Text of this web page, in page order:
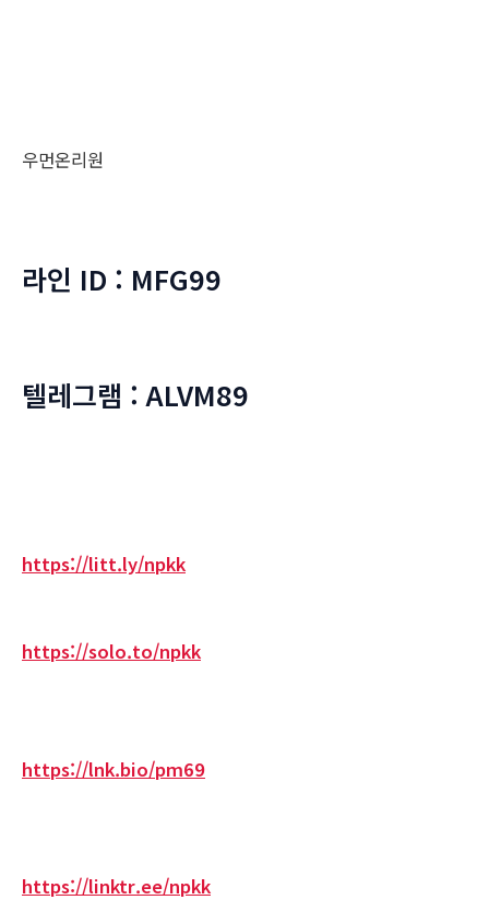
우먼온리원
라인 ID : MFG99
텔레그램 : ALVM89
https://litt.ly/npkk
https://solo.to/npkk
https://lnk.bio/pm69
https://linktr.ee/npkk